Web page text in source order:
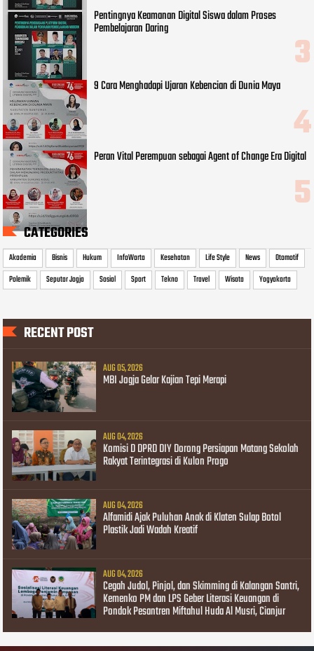
Pentingnya Keamanan Digital Siswa dalam Proses
Pembelajaran Daring
9 Cara Menghadapi Ujaran Kebencian di Dunia Maya
Peran Vital Perempuan sebagai Agent of Change Era Digital
CATEGORIES
Akademia Bisnis Hukum InfoWarta Kesehatan Life Style News
Otomotif
Polemik
Seputar Jogja Sosial Sport Tekno Travel Wisata Yogyakarta
RECENT POST
AUG 05, 2026
MBI Jogja Gelar Kajian Tepi Merapi
AUG 04, 2026
Komisi D DPRD DIY Dorong Persiapan Matang Sekolah
Rakyat Terintegrasi di Kulon Progo
AUG 04, 2026
Alfamidi Ajak Puluhan Anak di Klaten Sulap Botol
Plastik Jadi Wadah Kreatif
AUG 04, 2026
Cegah Judol, Pinjol, dan Skimming di Kalangan Santri,
Kemenko PM dan LPS Geber Literasi Keuangan di
Pondok Pesantren Miftahul Huda Al Musri, Cianjur